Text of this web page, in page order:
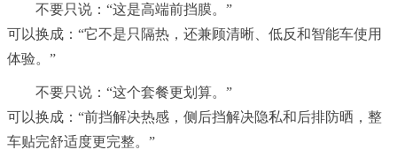
不要只说：“这是高端前挡膜。”
可以换成：“它不是只隔热，还兼顾清晰、低反和智能车使用
体验。”
不要只说：“这个套餐更划算。”
可以换成：“前挡解决热感，侧后挡解决隐私和后排防晒，整
车贴完舒适度更完整。”